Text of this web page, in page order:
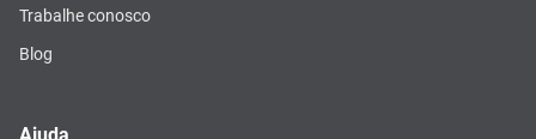
Trabalhe conosco
Blog
Ajuda